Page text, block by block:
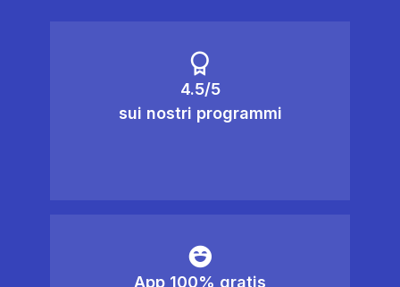
4.5/5
sui nostri programmi
App 100% gratis